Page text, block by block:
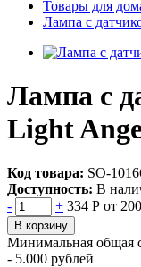
Товары для
Лампа с
Лампа с
Light
Код товара: SO-
Доступность: В
-
+ 334 Р от
В корзину
Минимальная общая
- 5.000 рублей